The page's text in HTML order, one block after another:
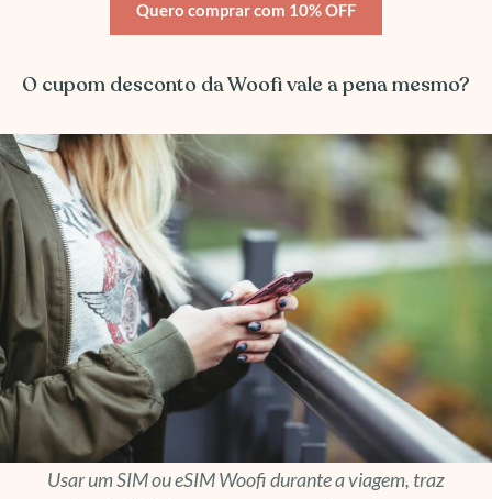
Quero comprar com 10% OFF
O cupom desconto da Woofi vale a pena mesmo?
Usar um SIM ou eSIM Woofi durante a viagem, traz